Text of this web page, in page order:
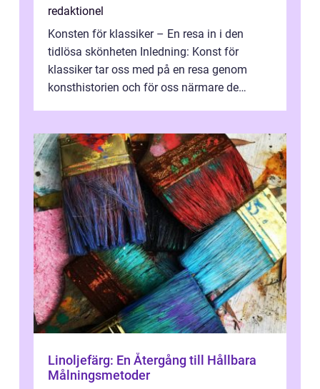
redaktionel
Konsten för klassiker – En resa in i den
tidlösa skönheten Inledning: Konst för
klassiker tar oss med på en resa genom
konsthistorien och för oss närmare de
Linoljefärg: En Återgång till Hållbara
Målningsmetoder